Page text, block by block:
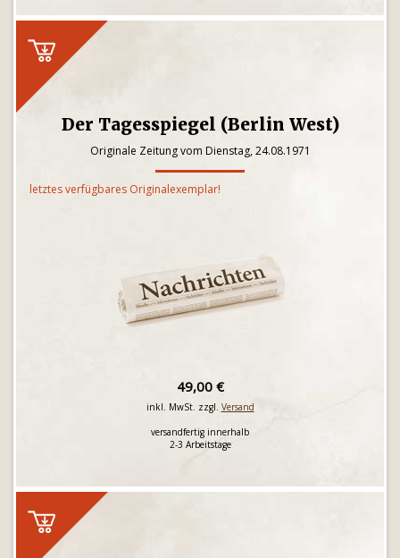
Der Tagesspiegel (Berlin West)
Originale Zeitung vom Dienstag, 24.08.1971
letztes verfügbares Originalexemplar!
49,00 €
inkl. MwSt. zzgl. Versand
versandfertig innerhalb
2-3 Arbeitstage